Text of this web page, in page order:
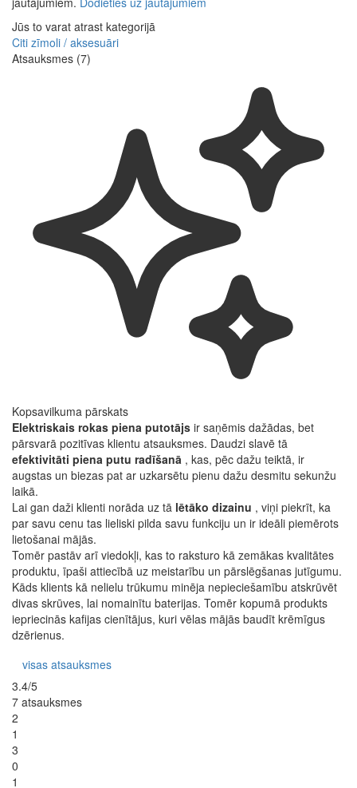
Jūs to varat atrast kategorijā
Citi zīmoli / aksesuāri
Atsauksmes (7)
Kopsavilkuma pārskats
Elektriskais rokas piena putotājs ir saņēmis dažādas, bet
pārsvarā pozitīvas klientu atsauksmes. Daudzi slavē tā
efektivitāti piena putu radīšanā , kas, pēc dažu teiktā, ir
augstas un biezas pat ar uzkarsētu pienu dažu desmitu sekunžu
laikā.
Lai gan daži klienti norāda uz tā lētāko dizainu , viņi piekrīt, ka
par savu cenu tas lieliski pilda savu funkciju un ir ideāli piemērots
lietošanai mājās.
Tomēr pastāv arī viedokļi, kas to raksturo kā zemākas kvalitātes
produktu, īpaši attiecībā uz meistarību un pārslēgšanas jutīgumu.
Kāds klients kā nelielu trūkumu minēja nepieciešamību atskrūvēt
divas skrūves, lai nomainītu baterijas. Tomēr kopumā produkts
iepriecinās kafijas cienītājus, kuri vēlas mājās baudīt krēmīgus
dzērienus.
visas atsauksmes
3.4/5
7 atsauksmes
2
1
3
0
1